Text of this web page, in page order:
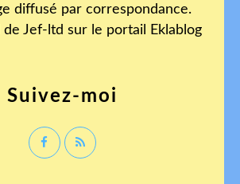
diffusé par correspondance.
de Jef-ltd sur le portail Eklablog
Suivez-moi